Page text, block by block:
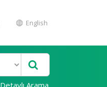
English
Detaylı Arama